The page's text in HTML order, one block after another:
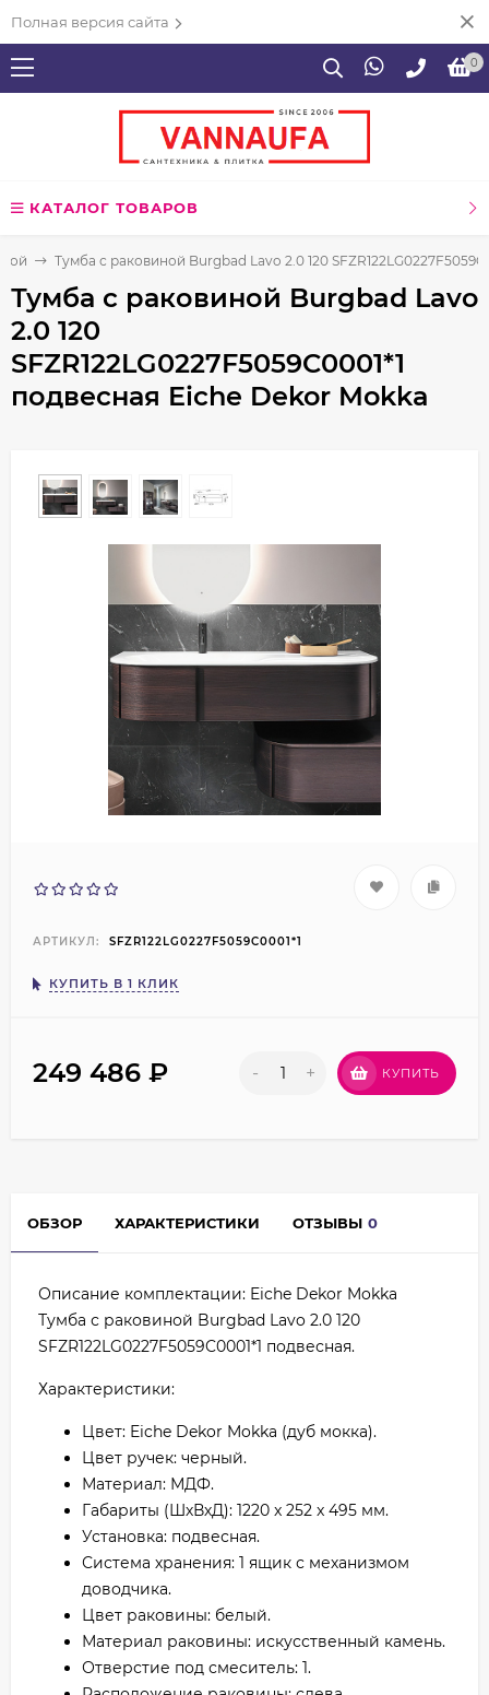
Полная версия сайта
0
КАТАЛОГ ТОВАРОВ
Тумба с раковиной Burgbad Lavo 2.0 120
Тумба с раковиной Burgbad Lavo
2.0 120
SFZR122LG0227F5059C0001*1
подвесная Eiche Dekor Mokka
АРТИКУЛ: SFZR122LG0227F5059C0001*1
КУПИТЬ В 1 КЛИК
249 486 ₽ - + КУПИТЬ
ОБЗОР ХАРАКТЕРИСТИКИ ОТЗЫВЫ 0
Описание комплектации: Eiche Dekor Mokka
Тумба с раковиной Burgbad Lavo 2.0 120
SFZR122LG0227F5059C0001*1 подвесная.
Характеристики:
Цвет: Eiche Dekor Mokka (дуб мокка).
Цвет ручек: черный.
Материал: МДФ.
Габариты (ШхВхД): 1220 x 252 x 495 мм.
Установка: подвесная.
Система хранения: 1 ящик с механизмом
доводчика.
Цвет раковины: белый.
Материал раковины: искусственный камень.
Отверстие под смеситель: 1.